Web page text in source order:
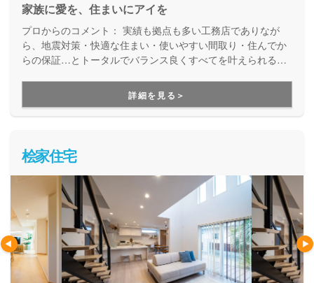
家族に愛を、住まいにアイを
プロからのコメント： 実績も拠点も多い工務店でありなが
ら、地震対策・快適な住まい・使いやすい間取り・住んでか
らの保証…とトータルでバランス良くすべてを叶えられる家
用できる間取り提案も得意なので、末長く安心して暮らせる
住まいをお求めの方、安心できるプロにまるっとお任せした
い方にもお勧めしています。
詳細を見る＞
桧家住宅